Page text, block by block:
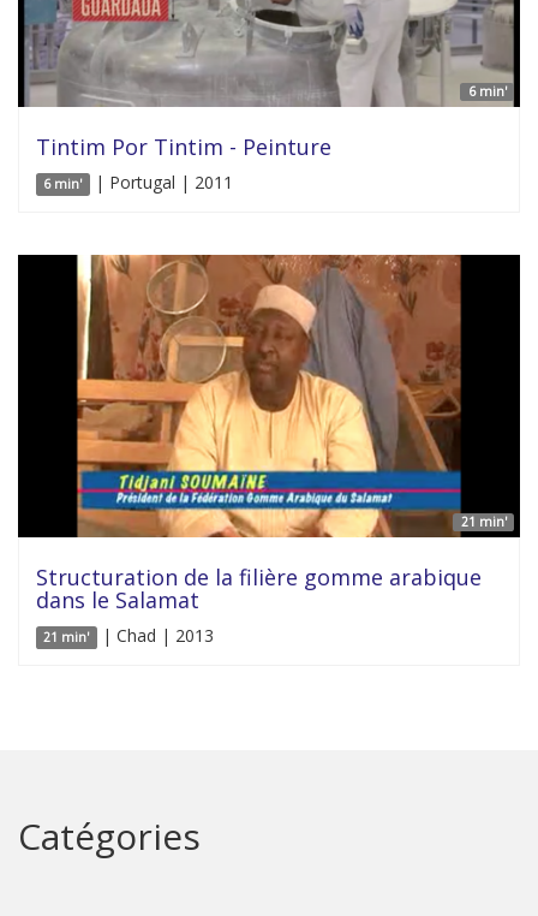
6 min'
Tintim Por Tintim - Peinture
6 min' | Portugal | 2011
21 min'
Structuration de la filière gomme arabique
dans le Salamat
21 min' | Chad | 2013
Catégories